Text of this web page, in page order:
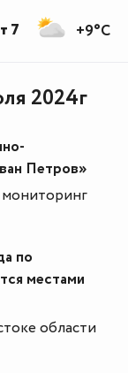
2024г
Петров»
мониторинг
по
местами
области
+9°C
7